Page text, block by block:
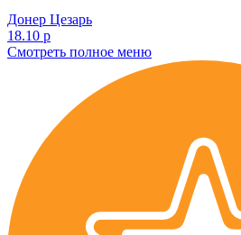
Донер Цезарь
18.10 р
Смотреть полное меню